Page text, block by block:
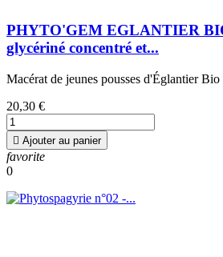
PHYTO'GEM EGLANTIER
glycériné concentré et...
Macérat de jeunes pousses d'Églantier
20,30 €
 Ajouter au panier
favorite
0